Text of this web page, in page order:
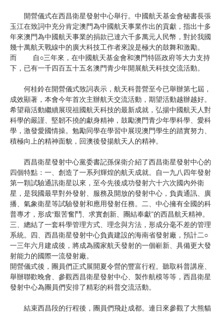
開營儀式在西昌衛星發射中心舉行。中國航天基金會秘書長張
玉江在致詞中充分肯定澳門為中國航天事業作出的貢獻，指出十多
年來澳門為中國航天事業的捐款已達六千多萬元人民幣，對於我國
幾十萬航天戰線中的廣大科技工作者來說是極大的鼓舞和激勵。
而 自○三年來，在中國航天基金會和澳門特區政府等大力支持
下，已有一千四百五十五名澳門青少年開展航天科技交流活動。
何桂鈴在開營儀式致詞表示，航天科普營至今已舉辦第七屆，
成效顯著，本會今年首次主辦航天交流活動，期望活動越辦越好。
希望藉活動繼續展現祖國航天科技的最新成就，弘揚中國航天人對
科學的嚴謹、堅韌不撓的獻身精神，鼓勵澳門青少年學科學、愛科
學，激發愛國情操。勉勵同學在學習中展現澳門學生的踏實努力、
積極向上的精神面貌，回澳後發揚航天人的精神。
西昌衛星發射中心黨委書記孫保衛介紹了西昌衛星發射中心的
四個特點：一、創造了一系列輝煌的航天成就。自一九八四年發射
第一顆試驗通訊衛星以來，至今先後成功發射六十六次國內外衛
星，是我國最早對外發射、服務及開放的發射中心，負責通訊、廣
播、氣象衛星等試驗發射和應用發射任務。二、中心擁有全國的科
普專才，形成“艱苦奮鬥、求實創新、團結奉獻”的西昌航天精神。
三、總結了一套科學管理方式、理念與方法，形成分毫不差的管理
系統。四、西昌衛星發射中心負責建設的海南省發射廠，預計二○
一三年六月建成後，將成為國家航天發射的一個嶄新、具備更大發
射能力的國際一流發射廠。
開營儀式後，團員們正式展開夏令營的豐富行程。聽取科普講座、
舉辦聯歡晚會、參觀西昌衛星發射中心、製作航模等等，西昌衛星
發射中心為團員們安排了精彩的科普交流活動。
結束西昌段的行程後，團員們飛赴成都。連日來參觀了大熊貓